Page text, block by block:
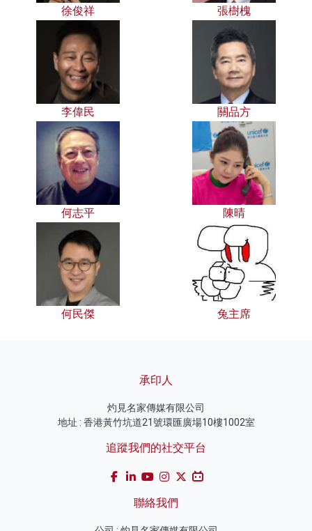
徐俊祥 張樹槐
李偉民 關品方
何志平 陳晴
何民傑 兔主席
承印人
灼見名家傳媒有限公司
地址 : 香港黃竹坑道21號環匯廣場10樓1002室
追蹤我們的社交平台
聯絡我們